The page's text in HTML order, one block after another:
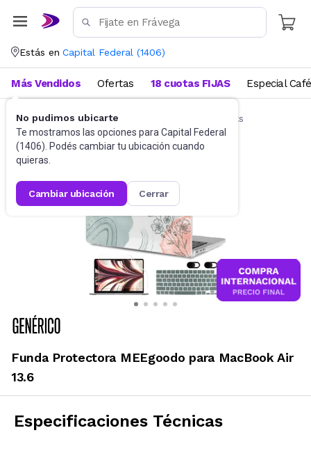
Estás en Capital Federal (1406)
No pudimos ubicarte
Te mostramos las opciones para Capital Federal
(1406). Podés cambiar tu ubicación cuando
quieras.
cambiar ubicación cerrar
Más Vendidos Ofertas 18 cuotas FIJAS Especial Café
Accesorios de Informática Funda Notebooks
Funda Protectora MEEgoodo para MacBook Air
13.6
Especificaciones Técnicas